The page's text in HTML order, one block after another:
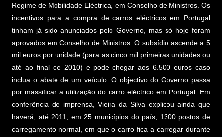
Regime de Mobilidade Eléctrica, em Conselho de Ministros. Os
incentivos para a compra de carros eléctricos em Portugal
tinham já sido anunciados pelo Governo, mas só hoje foram
aprovados em Conselho de Ministros. O subsídio ascende a 5
mil euros por unidade (para as cinco mil primeiras unidades ou
até ao final de 2010) e pode chegar aos 6.500 euros caso
inclua o abate de um veículo. O objectivo do Governo passa
por massificar a utilização do carro eléctrico em Portugal. Em
conferência de imprensa, Vieira da Silva explicou ainda que
haverá, até 2011, em 25 municípios do país, 1300 postos de
carregamento normal, em que o carro fica a carregar durante